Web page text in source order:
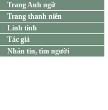
Trang Anh ngữ
Trang thanh niên
Linh tinh
Tác giả
Nhắn tin, tìm người